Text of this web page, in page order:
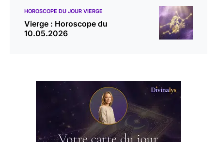
HOROSCOPE DU JOUR VIERGE
Vierge : Horoscope du
10.05.2026